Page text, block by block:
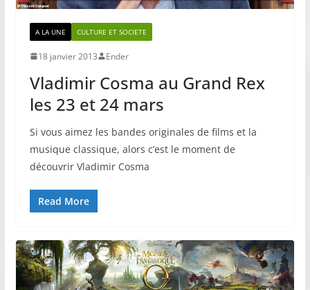
A LA UNE CULTURE ET SOCIETE
18 janvier 2013 Ender
Vladimir Cosma au Grand Rex
les 23 et 24 mars
Si vous aimez les bandes originales de films et la
musique classique, alors c’est le moment de
découvrir Vladimir Cosma
Read More